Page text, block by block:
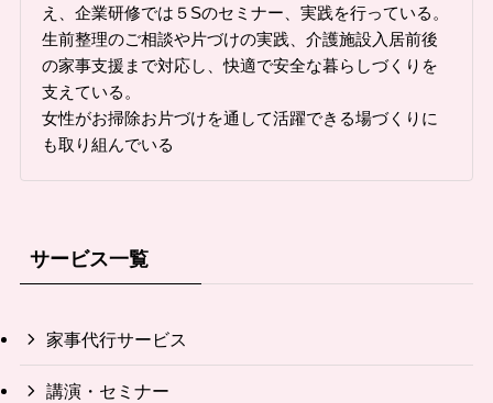
え、企業研修では５Sのセミナー、実践を行っている。
生前整理のご相談や片づけの実践、介護施設入居前後
の家事支援まで対応し、快適で安全な暮らしづくりを
支えている。
女性がお掃除お片づけを通して活躍できる場づくりに
も取り組んでいる
サービス一覧
家事代行サービス
講演・セミナー